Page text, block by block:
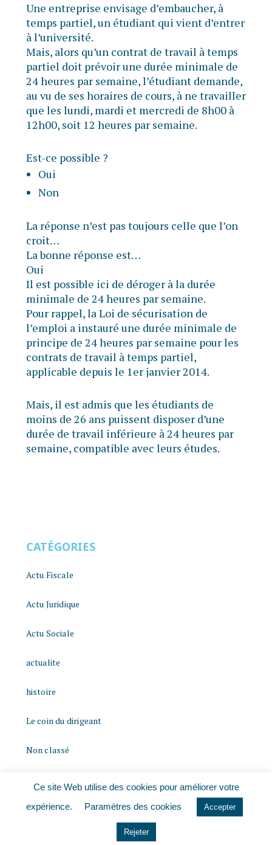
Une entreprise envisage d’embaucher, à
temps partiel, un étudiant qui vient d’entrer
à l’université.
Mais, alors qu’un contrat de travail à temps
partiel doit prévoir une durée minimale de
24 heures par semaine, l’étudiant demande,
au vu de ses horaires de cours, à ne travailler
que les lundi, mardi et mercredi de 8h00 à
12h00, soit 12 heures par semaine.
Est-ce possible ?
Oui
Non
La réponse n’est pas toujours celle que l’on
croit…
La bonne réponse est…
Oui
Il est possible ici de déroger à la durée
minimale de 24 heures par semaine.
Pour rappel, la Loi de sécurisation de
l’emploi a instauré une durée minimale de
principe de 24 heures par semaine pour les
contrats de travail à temps partiel,
applicable depuis le 1er janvier 2014.
Mais, il est admis que les étudiants de
moins de 26 ans puissent disposer d’une
durée de travail inférieure à 24 heures par
semaine, compatible avec leurs études.
CATÉGORIES
Actu Fiscale
Actu Juridique
Actu Sociale
actualite
histoire
Le coin du dirigeant
Non classé
Ce site Web utilise des cookies pour améliorer votre
expérience.
Paramètres des cookies Accepter
Rejeter